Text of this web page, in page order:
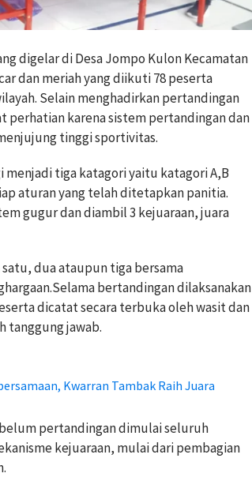
digelar di Desa Jompo Kulon Kecamatan
dan meriah yang diikuti 78 peserta
Selain menghadirkan pertandingan
perhatian karena sistem pertandingan dan
tinggi sportivitas.
tiga katagori yaitu katagori A,B
aturan yang telah ditetapkan panitia.
gugur dan diambil 3 kejuaraan, juara
dua ataupun tiga bersama
bertandingan dilaksanakan
dicatat secara terbuka oleh wasit dan
tanggung jawab.
Kwarran Tambak Raih Juara
pertandingan dimulai seluruh
kejuaraan, mulai dari pembagian